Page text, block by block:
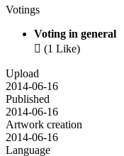
Votings
Voting in general
 (1 Like)
Upload
2014-06-16
Published
2014-06-16
Artwork creation
2014-06-16
Language